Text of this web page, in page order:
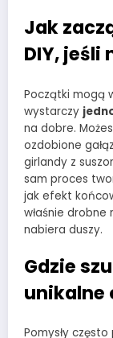
Jak
DIY, jeśli
Początki mogą
wystarczy
na dobre.
ozdobione
girlandy z
sam proces
jak efekt
właśnie drobne
nabiera duszy.
Gdzie
unikalne
Pomysły